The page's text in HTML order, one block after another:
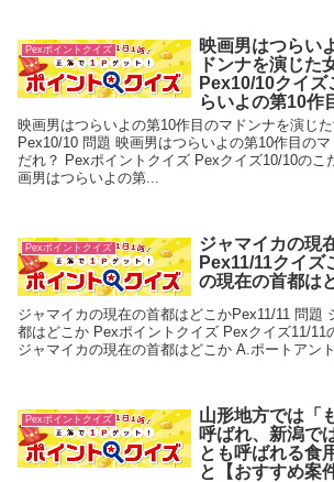
Pexポイントクイズ
映画男はつらい
ドンナを演じた
Pex10/10クイズ
らいよの第10作
映画男はつらいよの第10作目のマドンナを演じ
Pex10/10 問題 映画男はつらいよの第10作目の
だれ？ Pexポイントクイズ Pexクイズ10/10のこ
画男はつらいよの第...
Pexポイントクイズ
ジャマイカの現
Pex11/11クイズ
の現在の首都は
ジャマイカの現在の首都はどこかPex11/11 問題
都はどこか Pexポイントクイズ Pexクイズ11/11
ジャマイカの現在の首都はどこか A.ポートアン
Pexポイントクイズ
山形地方では「
呼ばれ、新潟で
とも呼ばれる食
と【おすすめ案